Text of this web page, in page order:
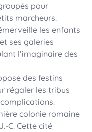
pour
marcheurs.
les enfants
ses galeries
l’imaginaire des
des festins
régaler les tribus
colonie romaine
C. Cette cité